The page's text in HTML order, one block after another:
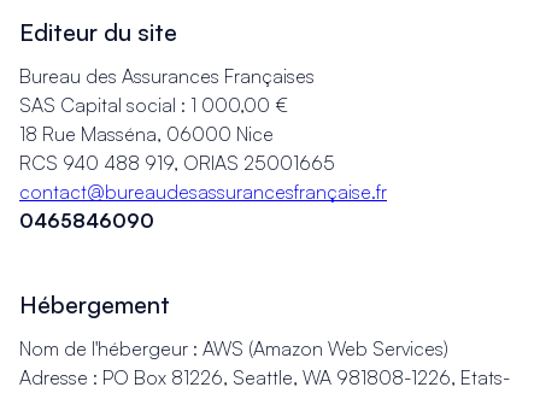
Editeur du site
Bureau des Assurances Françaises
SAS Capital social : 1 000,00 €
18 Rue Masséna, 06000 Nice
RCS 940 488 919, ORIAS 25001665
contact@bureaudesassurancesfrançaise.fr
0465846090
Hébergement
Nom de l'hébergeur : AWS (Amazon Web Services)
Adresse : PO Box 81226, Seattle, WA 981808-1226, Etats-